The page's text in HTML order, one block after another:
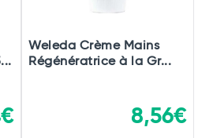
Weleda Crème Mains
Régénératrice à la Gr...
8,56€